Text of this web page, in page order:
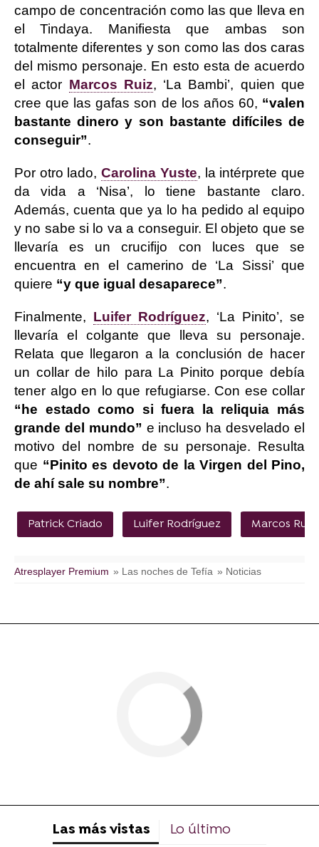
campo de concentración como las que lleva en
el Tindaya. Manifiesta que ambas son
totalmente diferentes y son como las dos caras
del mismo personaje. En esto esta de acuerdo
el actor Marcos Ruiz, ‘La Bambi’, quien que
cree que las gafas son de los años 60, “valen
bastante dinero y son bastante difíciles de
conseguir”.
Por otro lado,Carolina Yuste, la intérprete que
da vida a ‘Nisa’, lo tiene bastante claro.
Además, cuenta que ya lo ha pedido al equipo
y no sabe si lo va a conseguir. El objeto que se
llevaría es un crucifijo con luces que se
encuentra en el camerino de ‘La Sissi’ que
quiere “y que igual desaparece”.
Finalmente, Luifer Rodríguez, ‘La Pinito’, se
llevaría el colgante que lleva su personaje.
Relata que llegaron a la conclusión de hacer
un collar de hilo para La Pinito porque debía
tener algo en lo que refugiarse. Con ese collar
“he estado como si fuera la reliquia más
grande del mundo” e incluso ha desvelado el
motivo del nombre de su personaje. Resulta
que “Pinito es devoto de la Virgen del Pino,
de ahí sale su nombre”.
Patrick Criado Luifer Rodríguez Marcos Ruiz
Atresplayer Premium » Las noches de Tefía » Noticias
Las más vistas Lo último